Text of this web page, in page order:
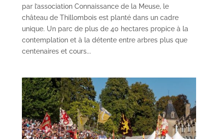
par l’association Connaissance de la Meuse, le
château de Thillombois est planté dans un cadre
unique. Un parc de plus de 40 hectares propice à la
contemplation et à la détente entre arbres plus que
centenaires et cours...